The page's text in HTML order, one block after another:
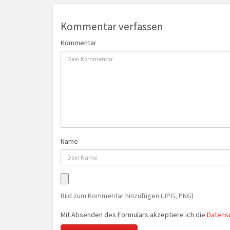
Kommentar verfassen
Kommentar
Name
Bild zum Kommentar hinzufügen (JPG, PNG)
Mit Absenden des Formulars akzeptiere ich die